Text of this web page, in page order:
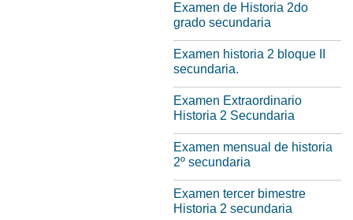
Examen de Historia 2do
grado secundaria
Examen historia 2 bloque II
secundaria.
Examen Extraordinario
Historia 2 Secundaria
Examen mensual de historia
2º secundaria
Examen tercer bimestre
Historia 2 secundaria